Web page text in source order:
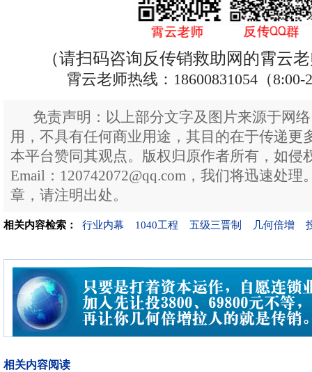
（请扫码咨询反传销救助网的霄云
霄云老师热线：18600831054（8:00-
免责声明：以上部分文字及图片来源于网
用，不具有任何商业用途，其目的在于传递更
本平台赞同其观点。版权归原作者所有，如侵
Email：120742072@qq.com，我们将迅速处
章，请注明出处。
相关内容检索： 行业内幕 1040工程 五级三晋制 几何倍增
相关内容阅读